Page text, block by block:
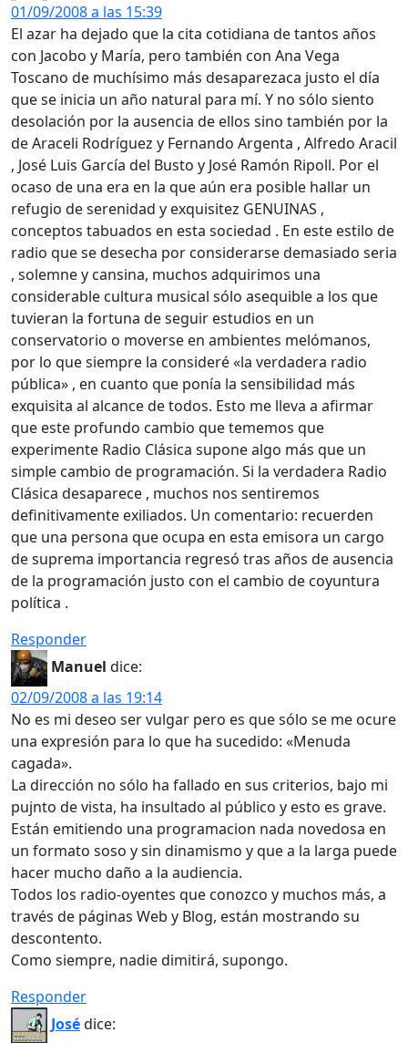
01/09/2008 a las 15:39
El azar ha dejado que la cita cotidiana de tantos años
con Jacobo y María, pero también con Ana Vega
Toscano de muchísimo más desaparezaca justo el día
que se inicia un año natural para mí. Y no sólo siento
desolación por la ausencia de ellos sino también por la
de Araceli Rodríguez y Fernando Argenta , Alfredo Aracil
, José Luis García del Busto y José Ramón Ripoll. Por el
ocaso de una era en la que aún era posible hallar un
refugio de serenidad y exquisitez GENUINAS ,
conceptos tabuados en esta sociedad . En este estilo de
radio que se desecha por considerarse demasiado seria
, solemne y cansina, muchos adquirimos una
considerable cultura musical sólo asequible a los que
tuvieran la fortuna de seguir estudios en un
conservatorio o moverse en ambientes melómanos,
por lo que siempre la consideré «la verdadera radio
pública» , en cuanto que ponía la sensibilidad más
exquisita al alcance de todos. Esto me lleva a afirmar
que este profundo cambio que tememos que
experimente Radio Clásica supone algo más que un
simple cambio de programación. Si la verdadera Radio
Clásica desaparece , muchos nos sentiremos
definitivamente exiliados. Un comentario: recuerden
que una persona que ocupa en esta emisora un cargo
de suprema importancia regresó tras años de ausencia
de la programación justo con el cambio de coyuntura
política .
Responder
Manuel dice:
02/09/2008 a las 19:14
No es mi deseo ser vulgar pero es que sólo se me ocure
una expresión para lo que ha sucedido: «Menuda
cagada».
La dirección no sólo ha fallado en sus criterios, bajo mi
pujnto de vista, ha insultado al público y esto es grave.
Están emitiendo una programacion nada novedosa en
un formato soso y sin dinamismo y que a la larga puede
hacer mucho daño a la audiencia.
Todos los radio-oyentes que conozco y muchos más, a
través de páginas Web y Blog, están mostrando su
descontento.
Como siempre, nadie dimitirá, supongo.
Responder
Josédice: